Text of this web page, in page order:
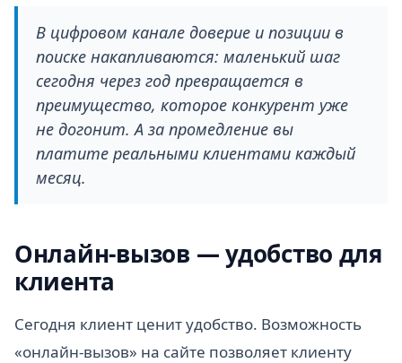
В цифровом канале доверие и позиции в
поиске накапливаются: маленький шаг
сегодня через год превращается в
преимущество, которое конкурент уже
не догонит. А за промедление вы
платите реальными клиентами каждый
месяц.
Онлайн-вызов — удобство для
клиента
Сегодня клиент ценит удобство. Возможность
«онлайн-вызов» на сайте позволяет клиенту